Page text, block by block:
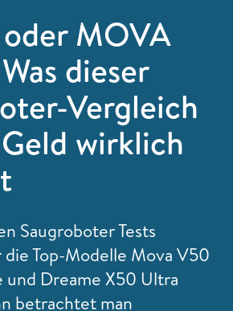
MOVA
dieser
Vergleich
wirklich
Saugroboter Tests
Top-Modelle Mova V50
Dreame X50 Ultra
betrachtet man